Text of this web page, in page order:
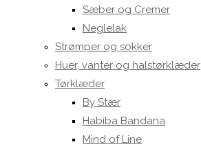
Sæber og Cremer
Neglelak
Strømper og sokker
Huer, vanter og halstørklæder
Tørklæder
By Stær
Habiba Bandana
Mind of Line